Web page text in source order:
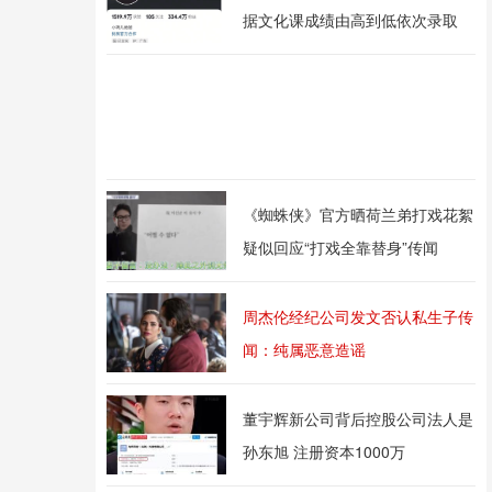
据文化课成绩由高到低依次录取
《蜘蛛侠》官方晒荷兰弟打戏花絮
疑似回应“打戏全靠替身”传闻
周杰伦经纪公司发文否认私生子传
闻：纯属恶意造谣
董宇辉新公司背后控股公司法人是
孙东旭 注册资本1000万